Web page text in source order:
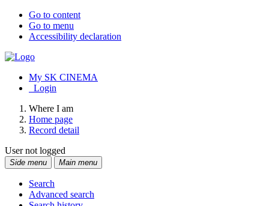
Go to content
Go to menu
Accessibility declaration
My SK CINEMA
Login
Where I am
Home page
Record detail
User not logged
Side menu Main menu
Search
Advanced search